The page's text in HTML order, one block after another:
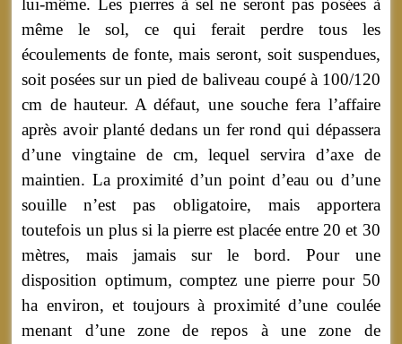
lui-même. Les pierres à sel ne seront pas posées à
même le sol, ce qui ferait perdre tous les
écoulements de fonte, mais seront, soit suspendues,
soit posées sur un pied de baliveau coupé à 100/120
cm de hauteur. A défaut, une souche fera l’affaire
après avoir planté dedans un fer rond qui dépassera
d’une vingtaine de cm, lequel servira d’axe de
maintien. La proximité d’un point d’eau ou d’une
souille n’est pas obligatoire, mais apportera
toutefois un plus si la pierre est placée entre 20 et 30
mètres, mais jamais sur le bord. Pour une
disposition optimum, comptez une pierre pour 50
ha environ, et toujours à proximité d’une coulée
menant d’une zone de repos à une zone de